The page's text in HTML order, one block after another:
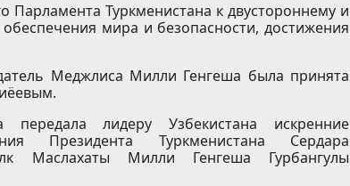
Туркменистана к двустороннему и
мира и безопасности, достижения
Меджлиса Милли Генгеша была принята
передала лидеру Узбекистана искренние
Президента Туркменистана Сердара
Маслахаты Милли Генгеша Гурбангулы